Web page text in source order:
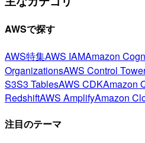
AWSで探す
AWS特集AWS IAMAmazon
OrganizationsAWS Control
S3S3 TablesAWS CDKAmazon
RedshiftAWS AmplifyAmazon
注目のテーマ